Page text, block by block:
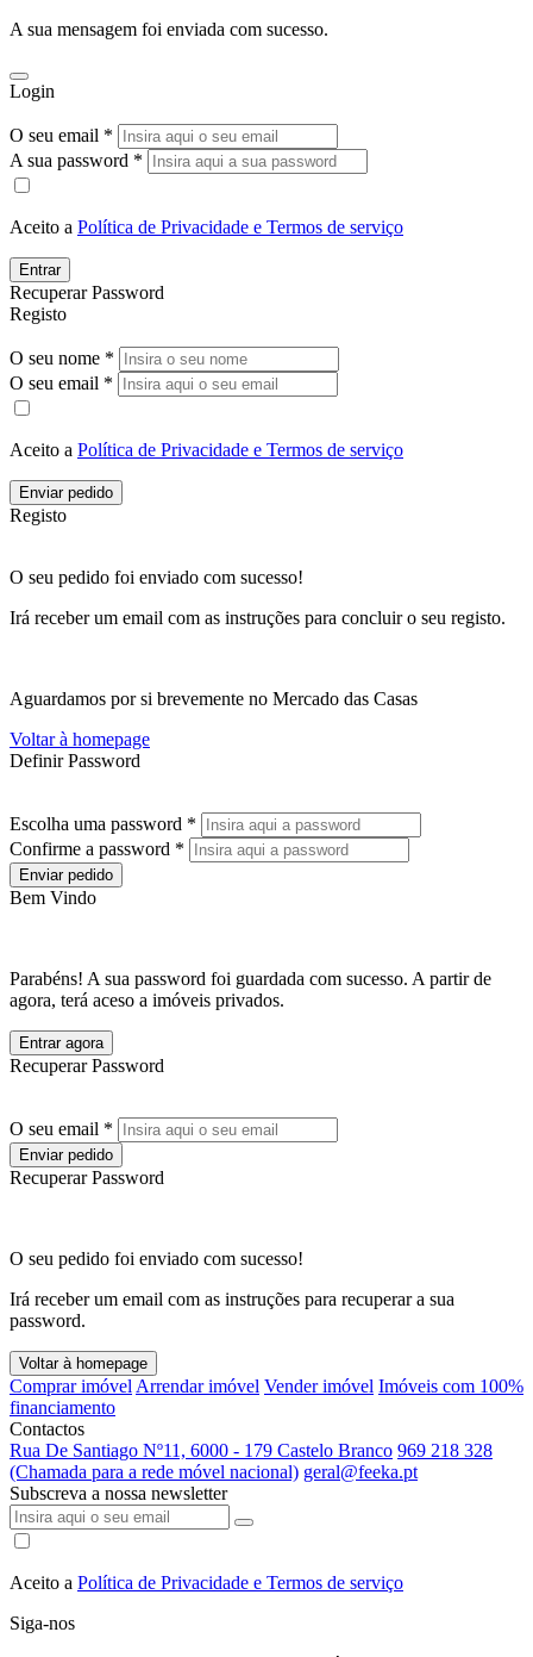
A sua mensagem foi enviada com sucesso.
Login
O seu email *
A sua password *
Aceito a Política de Privacidade e Termos de serviço
Entrar
Recuperar Password
Registo
O seu nome *
O seu email *
Aceito a Política de Privacidade e Termos de serviço
Enviar pedido
Registo
O seu pedido foi enviado com sucesso!
Irá receber um email com as instruções para concluir o seu registo.
Aguardamos por si brevemente no Mercado das Casas
Voltar à homepage
Definir Password
Escolha uma password *
Confirme a password *
Enviar pedido
Bem Vindo
Parabéns! A sua password foi guardada com sucesso. A partir de
agora, terá aceso a imóveis privados.
Entrar agora
Recuperar Password
O seu email *
Enviar pedido
Recuperar Password
O seu pedido foi enviado com sucesso!
Irá receber um email com as instruções para recuperar a sua
password.
Voltar à homepage
Comprar imóvel Arrendar imóvel Vender imóvel Imóveis com 100%
financiamento
Contactos
Rua De Santiago Nº11, 6000 - 179 Castelo Branco 969 218 328
(Chamada para a rede móvel nacional) geral@feeka.pt
Subscreva a nossa newsletter
Aceito a Política de Privacidade e Termos de serviço
Siga-nos